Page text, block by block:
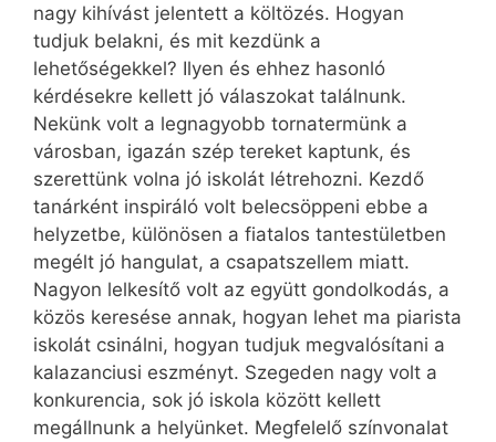
nagy kihívást jelentett a költözés. Hogyan
tudjuk belakni, és mit kezdünk a
lehetőségekkel? Ilyen és ehhez hasonló
kérdésekre kellett jó válaszokat találnunk.
Nekünk volt a legnagyobb tornatermünk a
városban, igazán szép tereket kaptunk, és
szerettünk volna jó iskolát létrehozni. Kezdő
tanárként inspiráló volt belecsöppeni ebbe a
helyzetbe, különösen a fiatalos tantestületben
megélt jó hangulat, a csapatszellem miatt.
Nagyon lelkesítő volt az együtt gondolkodás, a
közös keresése annak, hogyan lehet ma piarista
iskolát csinálni, hogyan tudjuk megvalósítani a
kalazanciusi eszményt. Szegeden nagy volt a
konkurencia, sok jó iskola között kellett
megállnunk a helyünket. Megfelelő színvonalat